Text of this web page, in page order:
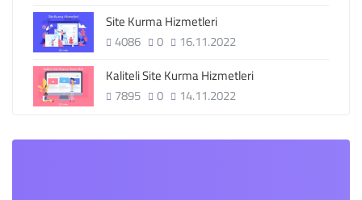
Site Kurma Hizmetleri
4086
0
16.11.2022
Kaliteli Site Kurma Hizmetleri
7895
0 14.11.2022